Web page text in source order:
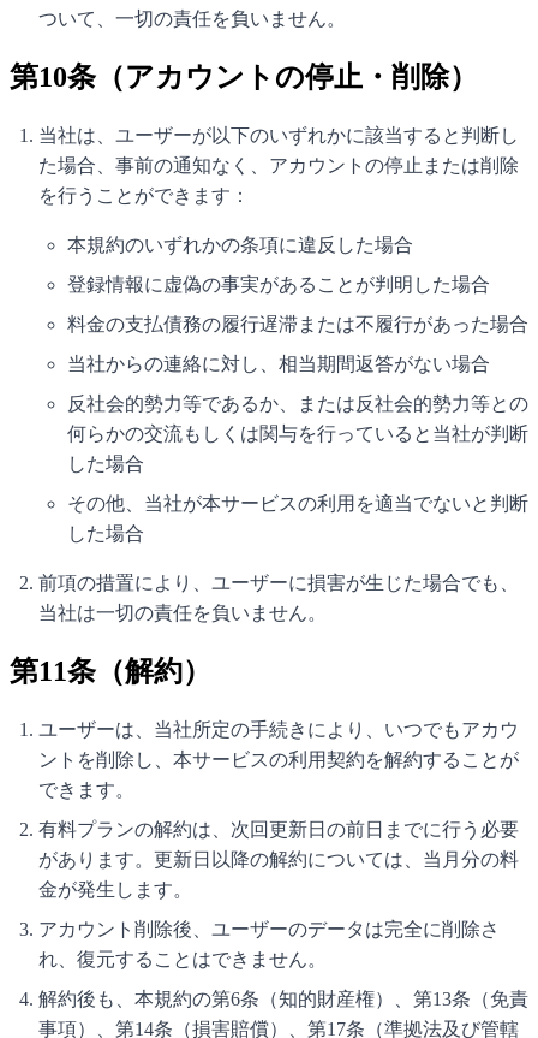
ついて、一切の責任を負いません。
第10条（アカウントの停止・削除）
当社は、ユーザーが以下のいずれかに該当すると判断し
た場合、事前の通知なく、アカウントの停止または削除
を行うことができます：
本規約のいずれかの条項に違反した場合
登録情報に虚偽の事実があることが判明した場合
料金の支払債務の履行遅滞または不履行があった場合
当社からの連絡に対し、相当期間返答がない場合
反社会的勢力等であるか、または反社会的勢力等との
何らかの交流もしくは関与を行っていると当社が判断
した場合
その他、当社が本サービスの利用を適当でないと判断
した場合
前項の措置により、ユーザーに損害が生じた場合でも、
当社は一切の責任を負いません。
第11条（解約）
ユーザーは、当社所定の手続きにより、いつでもアカウ
ントを削除し、本サービスの利用契約を解約することが
できます。
有料プランの解約は、次回更新日の前日までに行う必要
があります。更新日以降の解約については、当月分の料
金が発生します。
アカウント削除後、ユーザーのデータは完全に削除さ
れ、復元することはできません。
解約後も、本規約の第6条（知的財産権）、第13条（免責
事項）、第14条（損害賠償）、第17条（準拠法及び管轄